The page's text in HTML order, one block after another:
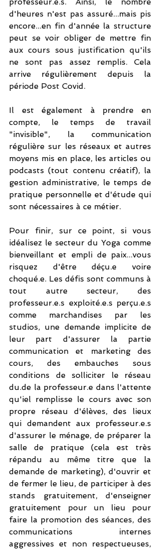
d'heures n'est pas assuré...mais pis
encore...en fin d'année la structure
peut se voir obliger de mettre fin
aux cours sous justification qu'ils
ne sont pas assez remplis. Cela
arrive régulièrement depuis la
période Post Covid.
Il est également à prendre en
compte, le temps de travail
"invisible", la communication
régulière sur les réseaux et autres
moyens mis en place, les articles ou
podcasts (tout contenu créatif), la
gestion administrative, le temps de
pratique personnelle et d'étude qui
sont nécessaires à ce métier.
Pour finir, sur ce point, si vous
idéalisez le secteur du Yoga comme
bienveillant et empli de paix...vous
risquez d'être déçu.e voire
choqué.e. Les défis sont communs à
tout autre secteur, des
professeur.e.s exploité.e.s perçu.e.s
comme marchandises par les
studios, une demande implicite de
leur part d'assurer la partie
communication et marketing des
cours, des embauches sous
conditions de solliciter le réseau
du.de la professeur.e dans l'attente
qu'iel remplisse le cours avec son
propre réseau d'élèves, des lieux
qui demandent aux professeur.e.s
d'assurer le ménage, de préparer la
salle de pratique (cela est très
répandu au même titre que la
demande de marketing), d'ouvrir et
de fermer le lieu, de participer à des
stands gratuitement, d'enseigner
gratuitement pour un lieu pour
faire la promotion des séances, des
communications internes
aggressives et non respectueuses,